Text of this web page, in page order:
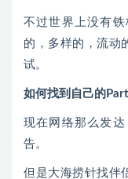
不过世界上没有
的，多样的，流动
试。
如何找到自己的
现在网络那么发
告。
但是大海捞针找伴